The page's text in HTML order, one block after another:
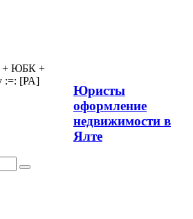
Юристы
оформление
недвижимости в
Ялте